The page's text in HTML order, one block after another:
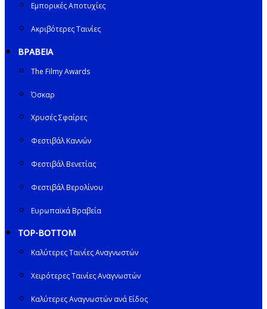
Εμπορικές Αποτυχίες
Ακριβότερες Ταινίες
ΒΡΑΒΕΙΑ
The Filmy Awards
Όσκαρ
Χρυσές Σφαίρες
Φεστιβάλ Καννών
Φεστιβάλ Βενετίας
Φεστιβάλ Βερολίνου
Ευρωπαϊκά Βραβεία
TOP-BOTTOM
Καλύτερες Ταινίες Αναγνωστών
Χειρότερες Ταινίες Αναγνωστών
Καλύτερες Αναγνωστών ανά Είδος